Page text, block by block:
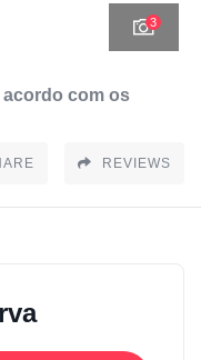
3
acordo com os
REVIEWS